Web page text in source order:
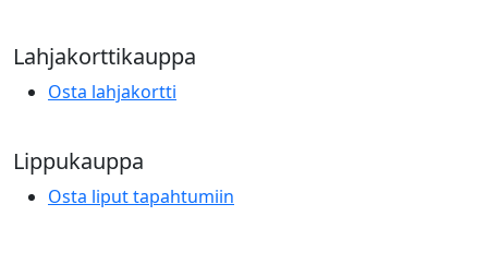
Lahjakorttikauppa
Osta lahjakortti
Lippukauppa
Osta liput tapahtumiin